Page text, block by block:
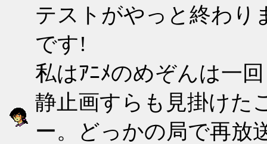
テストがやっと終わ
です!
私はｱﾆﾒのめぞんは一
静止画すらも見掛けた
ー。どっかの局で再放